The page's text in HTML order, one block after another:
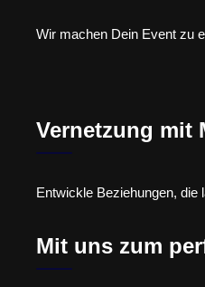
Wir machen Dein Event zu
Vernetzung mit
Entwickle Beziehungen, die
Mit uns zum